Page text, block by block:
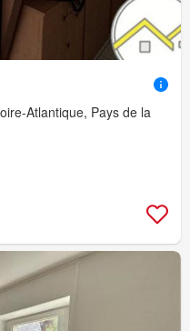
Atlantique, Pays de la